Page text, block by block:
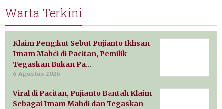
Warta Terkini
Klaim Pengikut Sebut Pujianto Ikhsan
Imam Mahdi di Pacitan, Pemilik
Tegaskan Bukan Pa…
6 Agustus 2026
Viral di Pacitan, Pujianto Bantah Klaim
Sebagai Imam Mahdi dan Tegaskan